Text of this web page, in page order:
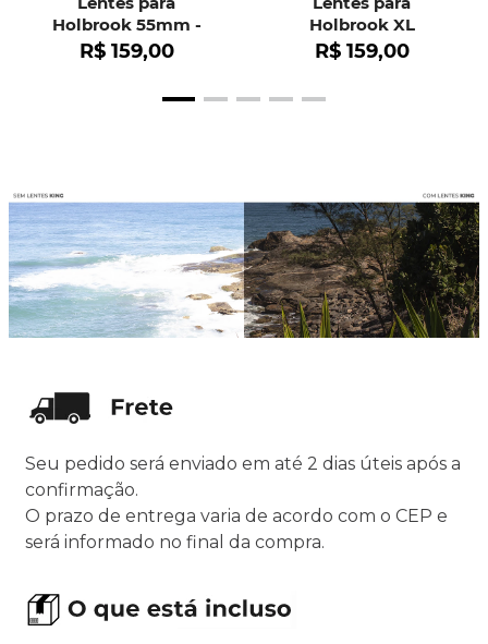
Holbrook 55mm -
OO9102
R$ 159,00
Holbrook XL
R$ 159,00
Seu pedido será enviado em até 2 dias úteis após a
confirmação.
O prazo de entrega varia de acordo com o CEP e
será informado no final da compra.